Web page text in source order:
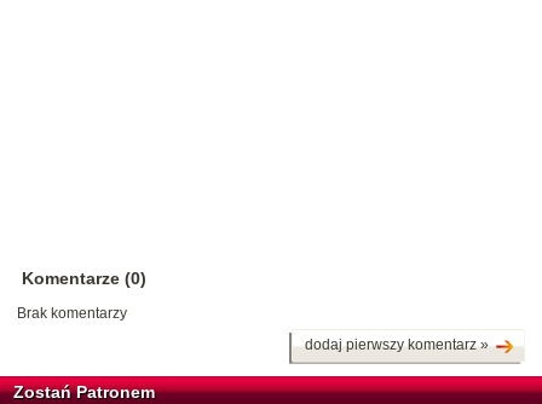
Komentarze (0)
Brak komentarzy
dodaj pierwszy komentarz »
Zostań Patronem